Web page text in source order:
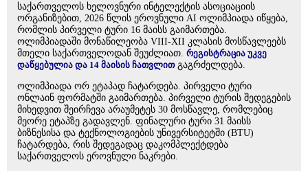
საქართველოს ხელოვნური ინტელექტის ასოციაციის
ორგანიზებით, 2026 წლის ეროვნული AI ოლიმპიადა იწყება,
რომლის პირველი ტური 16 მაისს გაიმართება.
ოლიმპიადაში მონაწილეობა VIII-XII კლასის მოსწავლეებს
მთელი საქართველოდან შეუძლიათ. რეგისტრაცია უკვე
დაწყებულია და 14 მაისის ჩათვლითგაგრძელდება.
ოლიმპიადა ორ ეტაპად ჩატარდება. პირველი ტური
ონლაინ ფორმატში გაიმართება. პირველი ტურის შედეგების
მიხედვით შეირჩევა არაუმეტეს 30 მოსწავლე, რომლებიც
მეორე ეტაპზე გადავლენ. ფინალური ტური 31 მაისს
ბიზნესისა და ტექნოლოგიების უნივერსიტეტში (BTU)
ჩატარდება, რის შედეგადაც დაკომპლექტდება
საქართველოს ეროვნული ნაკრები.